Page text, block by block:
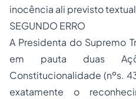
inocência ali previsto
SEGUNDO ERRO
A Presidenta do Supremo
em pauta duas
Constitucionalidade (nºs.
exatamente o